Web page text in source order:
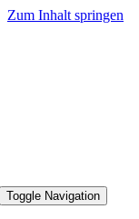
Zum Inhalt springen
Toggle Navigation